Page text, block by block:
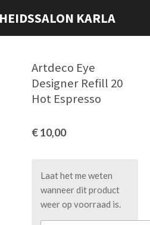
KARLA
Artdeco Eye
Designer Refill 20
Hot Espresso
€ 10,00
Laat het me weten
wanneer dit product
weer op voorraad is.